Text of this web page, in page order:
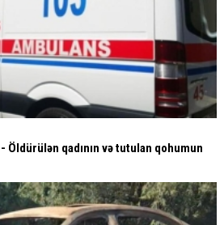
- Öldürülən qadının və tutulan qohumun